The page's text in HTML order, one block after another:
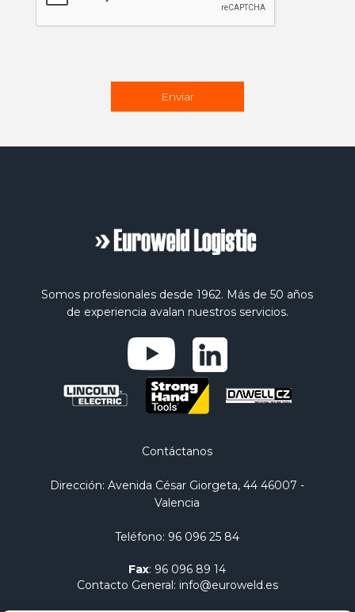
Somos profesionales desde 1962. Más de 50 años
de experiencia avalan nuestros servicios.
Contáctanos
Dirección: Avenida César Giorgeta, 44 46007 -
Valencia
Teléfono: 96 096 25 84
Fax: 96 096 89 14
Contacto General: info@euroweld.es